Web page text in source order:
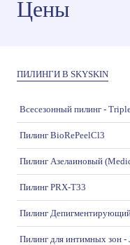
Цены
ПИЛИНГИ В SKYSKIN
Всесезонный пилинг -
Пилинг BioRePeelCl3
Пилинг Азелаиновый
Пилинг PRX-T33
Пилинг
Пилинг для интимных зон -